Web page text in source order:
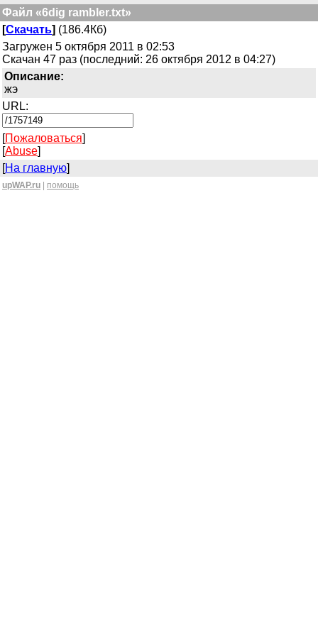
Файл «6dig rambler.txt»
[Скачать] (186.4Кб)
Загружен 5 октября 2011 в 02:53
Скачан 47 раз (последний: 26 октября 2012 в 04:27)
Описание:
жэ
URL:
[Пожаловаться]
[Abuse]
[На главную]
upWAP.ru помощь